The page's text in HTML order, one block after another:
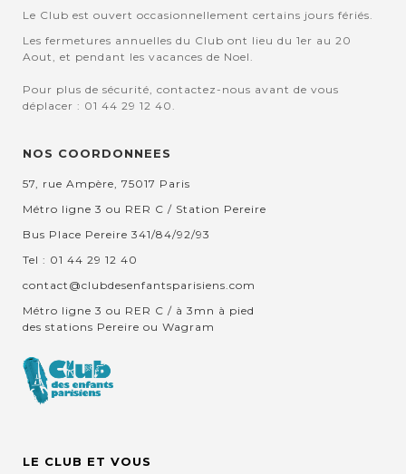
Le Club est ouvert occasionnellement certains jours fériés.
Les fermetures annuelles du Club ont lieu du 1er au 20
Aout, et pendant les vacances de Noel.
Pour plus de sécurité, contactez-nous avant de vous
déplacer : 01 44 29 12 40.
NOS COORDONNEES
57, rue Ampère, 75017 Paris
Métro ligne 3 ou RER C / Station Pereire
Bus Place Pereire 341/84/92/93
Tel : 01 44 29 12 40
contact@clubdesenfantsparisiens.com
Métro ligne 3 ou RER C / à 3mn à pied
des stations Pereire ou Wagram
LE CLUB ET VOUS